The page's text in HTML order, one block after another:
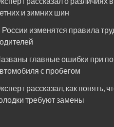
и зимних шин
России изменятся правила
главные ошибки при
с пробегом
рассказал, как понять,
требуют замены